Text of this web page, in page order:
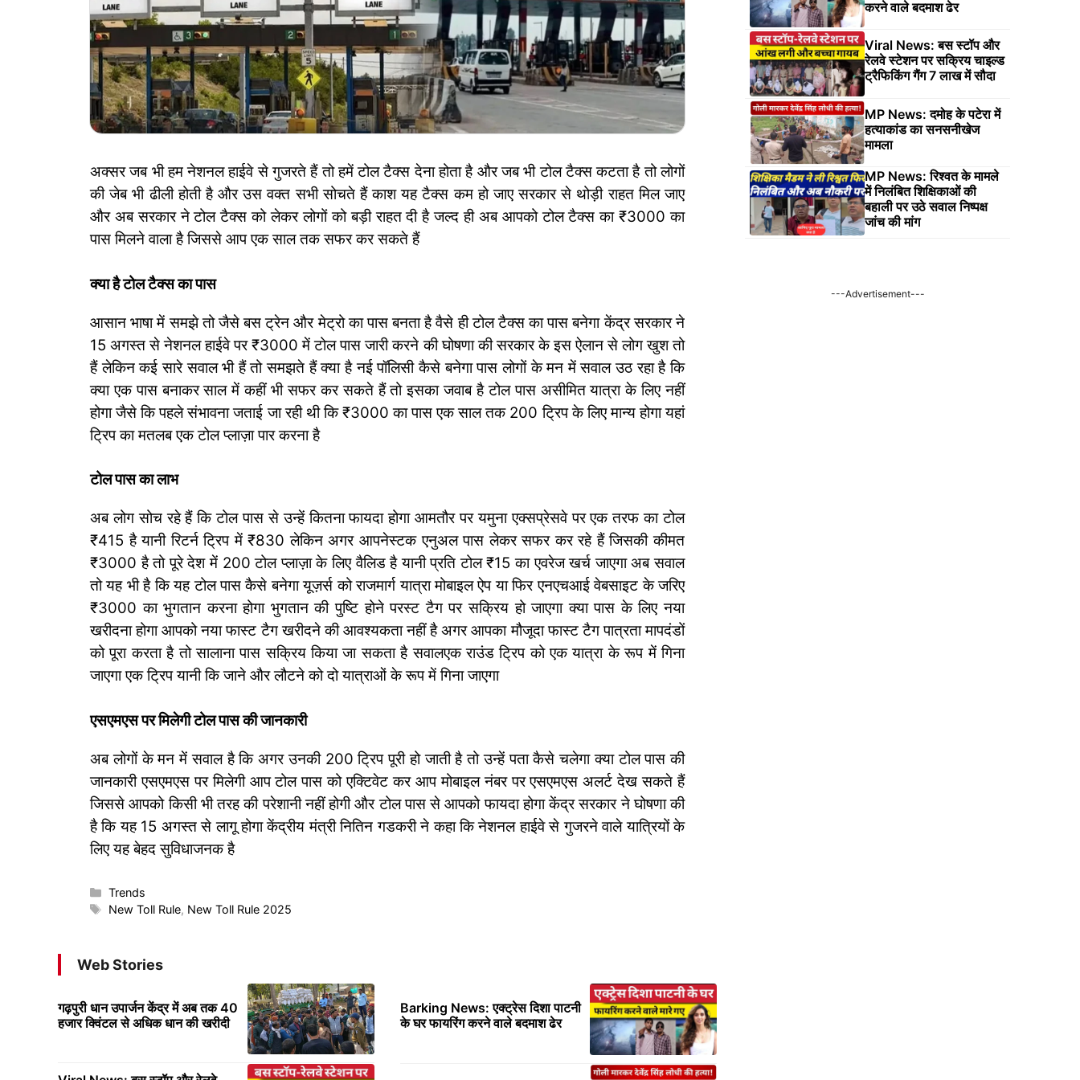
अक्सर जब भी हम नेशनल हाईवे से गुजरते हैं तो हमें टोल टैक्स देना होता है और जब भी टोल टैक्स कटता है तो लोगों
की जेब भी ढीली होती है और उस वक्त सभी सोचते हैं काश यह टैक्स कम हो जाए सरकार से थोड़ी राहत मिल जाए
और अब सरकार ने टोल टैक्स को लेकर लोगों को बड़ी राहत दी है जल्द ही अब आपको टोल टैक्स का ₹3000 का
पास मिलने वाला है जिससे आप एक साल तक सफर कर सकते हैं
क्या है टोल टैक्स का पास
आसान भाषा में समझे तो जैसे बस ट्रेन और मेट्रो का पास बनता है वैसे ही टोल टैक्स का पास बनेगा केंद्र सरकार ने
15 अगस्त से नेशनल हाईवे पर ₹3000 में टोल पास जारी करने की घोषणा की सरकार के इस ऐलान से लोग खुश तो
हैं लेकिन कई सारे सवाल भी हैं तो समझते हैं क्या है नई पॉलिसी कैसे बनेगा पास लोगों के मन में सवाल उठ रहा है कि
क्या एक पास बनाकर साल में कहीं भी सफर कर सकते हैं तो इसका जवाब है टोल पास असीमित यात्रा के लिए नहीं
होगा जैसे कि पहले संभावना जताई जा रही थी कि ₹3000 का पास एक साल तक 200 ट्रिप के लिए मान्य होगा यहां
ट्रिप का मतलब एक टोल प्लाज़ा पार करना है
टोल पास का लाभ
अब लोग सोच रहे हैं कि टोल पास से उन्हें कितना फायदा होगा आमतौर पर यमुना एक्सप्रेसवे पर एक तरफ का टोल
₹415 है यानी रिटर्न ट्रिप में ₹830 लेकिन अगर आपनेस्टक एनुअल पास लेकर सफर कर रहे हैं जिसकी कीमत
₹3000 है तो पूरे देश में 200 टोल प्लाज़ा के लिए वैलिड है यानी प्रति टोल ₹15 का एवरेज खर्च जाएगा अब सवाल
तो यह भी है कि यह टोल पास कैसे बनेगा यूज़र्स को राजमार्ग यात्रा मोबाइल ऐप या फिर एनएचआई वेबसाइट के जरिए
₹3000 का भुगतान करना होगा भुगतान की पुष्टि होने परस्ट टैग पर सक्रिय हो जाएगा क्या पास के लिए नया
खरीदना होगा आपको नया फास्ट टैग खरीदने की आवश्यकता नहीं है अगर आपका मौजूदा फास्ट टैग पात्रता मापदंडों
को पूरा करता है तो सालाना पास सक्रिय किया जा सकता है सवालएक राउंड ट्रिप को एक यात्रा के रूप में गिना
जाएगा एक ट्रिप यानी कि जाने और लौटने को दो यात्राओं के रूप में गिना जाएगा
एसएमएस पर मिलेगी टोल पास की जानकारी
अब लोगों के मन में सवाल है कि अगर उनकी 200 ट्रिप पूरी हो जाती है तो उन्हें पता कैसे चलेगा क्या टोल पास की
जानकारी एसएमएस पर मिलेगी आप टोल पास को एक्टिवेट कर आप मोबाइल नंबर पर एसएमएस अलर्ट देख सकते हैं
जिससे आपको किसी भी तरह की परेशानी नहीं होगी और टोल पास से आपको फायदा होगा केंद्र सरकार ने घोषणा की
है कि यह 15 अगस्त से लागू होगा केंद्रीय मंत्री नितिन गडकरी ने कहा कि नेशनल हाईवे से गुजरने वाले यात्रियों के
लिए यह बेहद सुविधाजनक है
Categories
Trends
Tags
New Toll Rule, New Toll Rule 2025
Web Stories
गढ़पुरी धान उपार्जन केंद्र में अब तक 40
हजार क्विंटल से अधिक धान की खरीदी
Barking News: एक्ट्रेस दिशा पाटनी
के घर फायरिंग करने वाले बदमाश ढेर
करने वाले बदमाश ढेर
Viral News: बस स्टॉप और
रेलवे स्टेशन पर सक्रिय चाइल्ड
ट्रैफिकिंग गैंग 7 लाख में सौदा
MP News: दमोह के पटेरा में
हत्याकांड का सनसनीखेज
मामला
MP News: रिश्वत के मामले
में निलंबित शिक्षिकाओं की
बहाली पर उठे सवाल निष्पक्ष
जांच की मांग
---Advertisement---